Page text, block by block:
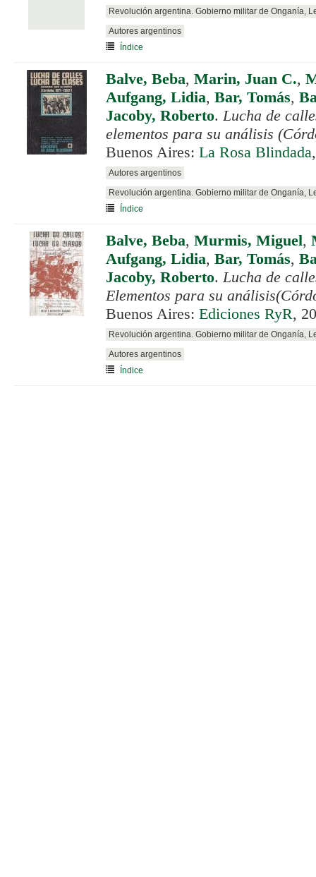
Revolución argentina. Gobierno militar de Onganía,
Autores argentinos
Índice
Balve, Beba, Marin, Juan C.,
Aufgang, Lidia, Bar, Tomás,
Jacoby, Roberto.Lucha de
elementos para su análisis
Buenos Aires: La Rosa Blindada
Autores argentinos
Revolución argentina. Gobierno militar de Onganía,
Índice
Balve, Beba, Murmis, Miguel,
Aufgang, Lidia, Bar, Tomás,
Jacoby, Roberto.Lucha de
Elementos para su
Buenos Aires: Ediciones RyR,
Revolución argentina. Gobierno militar de Onganía,
Autores argentinos
Índice